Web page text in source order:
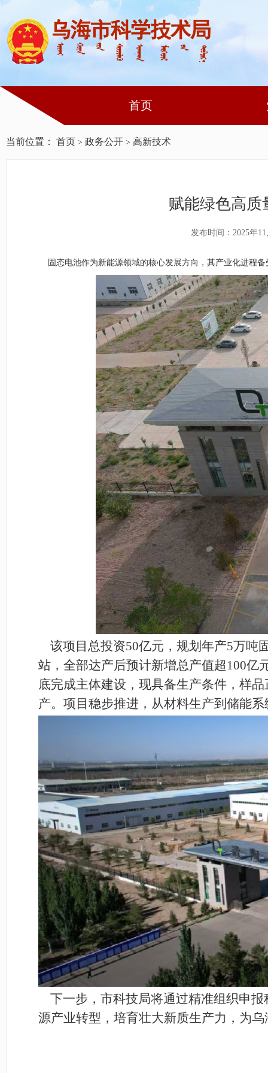
首页
当前位置： 首页 > 政务公开 > 高新技术
赋能绿色高质
发布时间：2025年
固态电池作为新能源领域的核心发展方向，其产业化进程
该项目总投资50亿元，规划年产5万吨
站，全部达产后预计新增总产值超100亿
底完成主体建设，现具备生产条件，样
产。项目稳步推进，从材料生产到储能
下一步，市科技局将通过精准组织申
源产业转型，培育壮大新质生产力，为